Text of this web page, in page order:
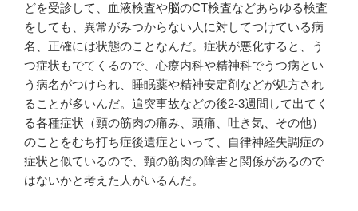
どを受診して、血液検査や脳のCT検査などあらゆる検査
をしても、異常がみつからない人に対してつけている病
名、正確には状態のことなんだ。症状が悪化すると、う
つ症状もでてくるので、心療内科や精神科でうつ病とい
う病名がつけられ、睡眠薬や精神安定剤などが処方され
ることが多いんだ。追突事故などの後2-3週間して出てく
る各種症状（頸の筋肉の痛み、頭痛、吐き気、その他）
のことをむち打ち症後遺症といって、自律神経失調症の
症状と似ているので、頸の筋肉の障害と関係があるので
はないかと考えた人がいるんだ。